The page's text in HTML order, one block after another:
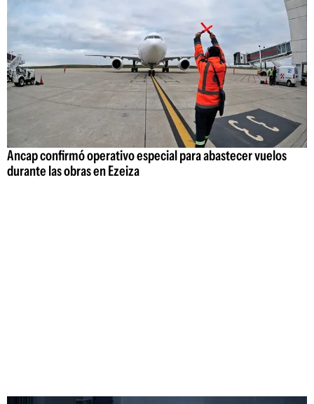
Ancap confirmó operativo especial para abastecer vuelos
durante las obras en Ezeiza